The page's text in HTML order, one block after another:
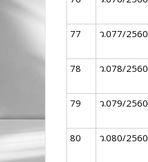
77 ว.077/2560
78 ว.078/2560
79 ว.079/2560
80 ว.080/2560